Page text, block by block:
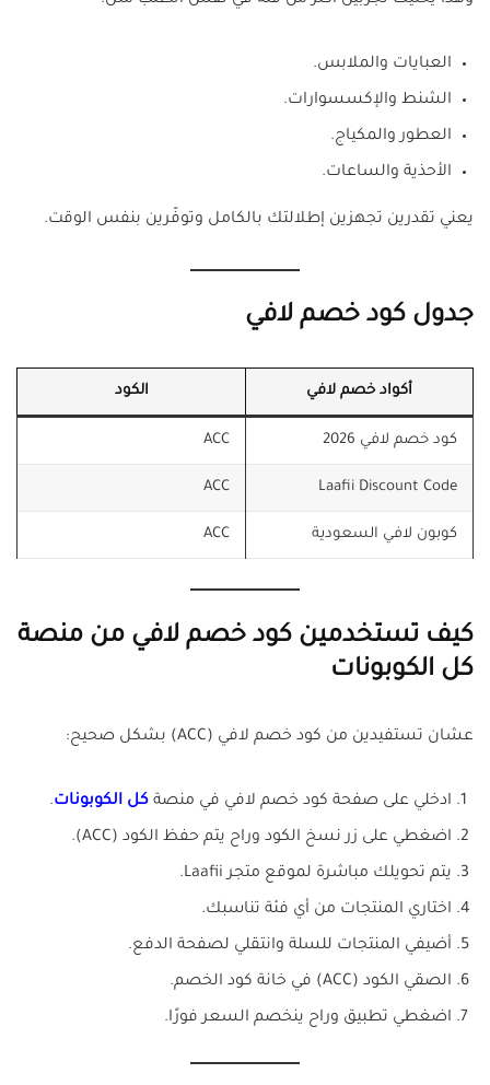
العبايات والملابس.
الشنط والإكسسوارات.
العطور والمكياج.
الأحذية والساعات.
يعني تقدرين تجهزين إطلالتك بالكامل وتوفّرين بنفس الوقت.
جدول كود خصم لافي
أكواد خصم لافي الكود
كود خصم لافي 2026 ACC
Laafii Discount Code
ACC
كوبون لافي السعودية ACC
كيف تستخدمين كود خصم لافي من منصة
كل الكوبونات
عشان تستفيدين من كود خصم لافي (ACC) بشكل صحيح:
ادخلي على صفحة كود خصم لافي في منصة كل الكوبونات.
اضغطي على زر نسخ الكود وراح يتم حفظ الكود (ACC).
يتم تحويلك مباشرة لموقع متجر Laafii.
اختاري المنتجات من أي فئة تناسبك.
أضيفي المنتجات للسلة وانتقلي لصفحة الدفع.
الصقي الكود (ACC) في خانة كود الخصم.
اضغطي تطبيق وراح ينخصم السعر فورًا.